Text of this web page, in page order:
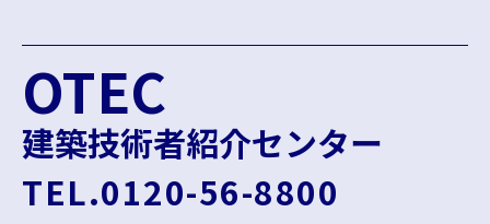
OTEC
建築技術者紹介センター
TEL.0120-56-8800